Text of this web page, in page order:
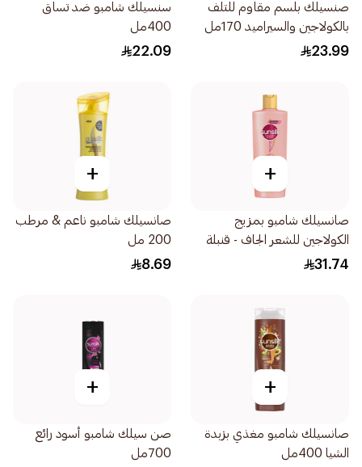
صنسيلك بلسم مقاوم للتلف
بالكولاجين والسيراميد 170مل
23.99
سنسيلك شامبو ضد تساق
400مل
22.09
+
صانسيلك شامبو بمزيج
الكولاجين للشعر الجاف - قنبلة
ترطيب بحجم 350مل
31.74
+
صانسيلك شامبو ناعم & مرطب
200 مل
8.69
+
صانسيلك شامبو مغذي بزبدة
الشيا 400مل
+
صن سيلك شامبو أسود رائع
700مل